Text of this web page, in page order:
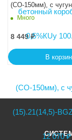
(СО-150мм), с
насадкой, с
(15).20(13,5)-BGZ-
Много
8 449₽
В